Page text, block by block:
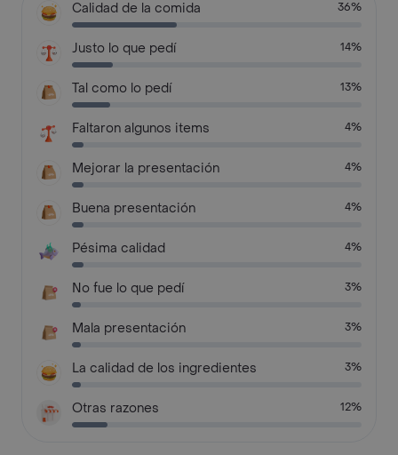
Calidad de la comida 36%
Justo lo que pedí 14%
Tal como lo pedí 13%
Faltaron algunos items 4%
Mejorar la presentación 4%
Buena presentación 4%
Pésima calidad 4%
No fue lo que pedí 3%
Mala presentación 3%
La calidad de los ingredientes 3%
Otras razones 12%